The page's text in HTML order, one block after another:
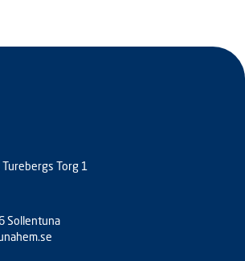
Torg 1
Sollentuna